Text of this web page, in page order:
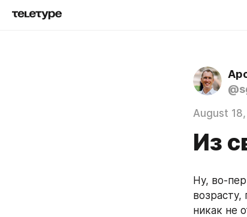
August
Из
Ну, во-
никак не